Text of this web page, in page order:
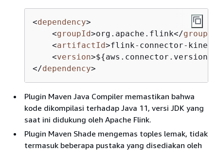
<dependency>
<groupId>org.apache.flink</groupId
<artifactId>flink-connector-
<version>${aws.connector.version}
</dependency>
Plugin Maven Java Compiler memastikan bahwa
kode dikompilasi terhadap Java 11, versi JDK yang
saat ini didukung oleh Apache Flink.
Plugin Maven Shade mengemas toples lemak, tidak
termasuk beberapa pustaka yang disediakan oleh